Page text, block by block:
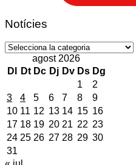
Notícies
Notícies
agost 2026
Dl
Dt Dc Dj Dv Ds Dg
1
2
3
4 5 6 7 8
9
10 11 12 13 14 15 16
17 18 19 20 21 22 23
24 25 26 27 28 29 30
31